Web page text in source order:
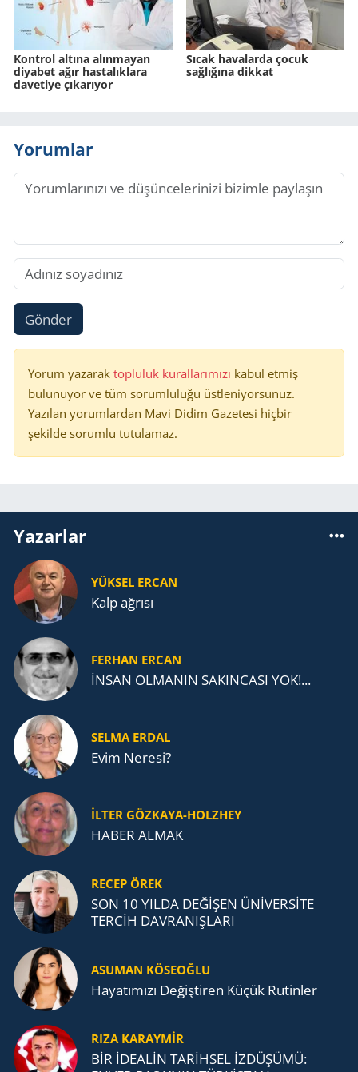
Kontrol altına alınmayan
diyabet ağır hastalıklara
davetiye çıkarıyor
Sıcak havalarda çocuk
sağlığına dikkat
Yorumlar
Gönder
Yorum yazarak topluluk kurallarımızı kabul etmiş
bulunuyor ve tüm sorumluluğu üstleniyorsunuz.
Yazılan yorumlardan Mavi Didim Gazetesi hiçbir
şekilde sorumlu tutulamaz.
Yazarlar
YÜKSEL ERCAN
Kalp ağrısı
FERHAN ERCAN
İNSAN OLMANIN SAKINCASI YOK!...
SELMA ERDAL
Evim Neresi?
İLTER GÖZKAYA-HOLZHEY
HABER ALMAK
RECEP ÖREK
SON 10 YILDA DEĞİŞEN ÜNİVERSİTE
TERCİH DAVRANIŞLARI
ASUMAN KÖSEOĞLU
Ha­ya­tı­mı­zı De­ğiş­ti­ren Küçük Ru­tin­ler
RIZA KARAYMIR
BİR İDEALİN TARİHSEL İZDÜŞÜMÜ: